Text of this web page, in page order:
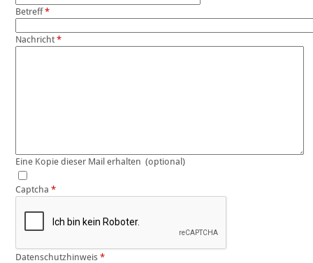
Betreff*
Nachricht *
Eine Kopie dieser Mail erhalten (optional)
Captcha *
Datenschutzhinweis *